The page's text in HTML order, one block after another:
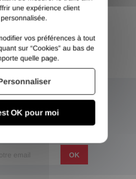
OK
une expérience client
personnalisée.
vos préférences à tout
sur “Cookies” au bas de
quelle page.
OK pour moi